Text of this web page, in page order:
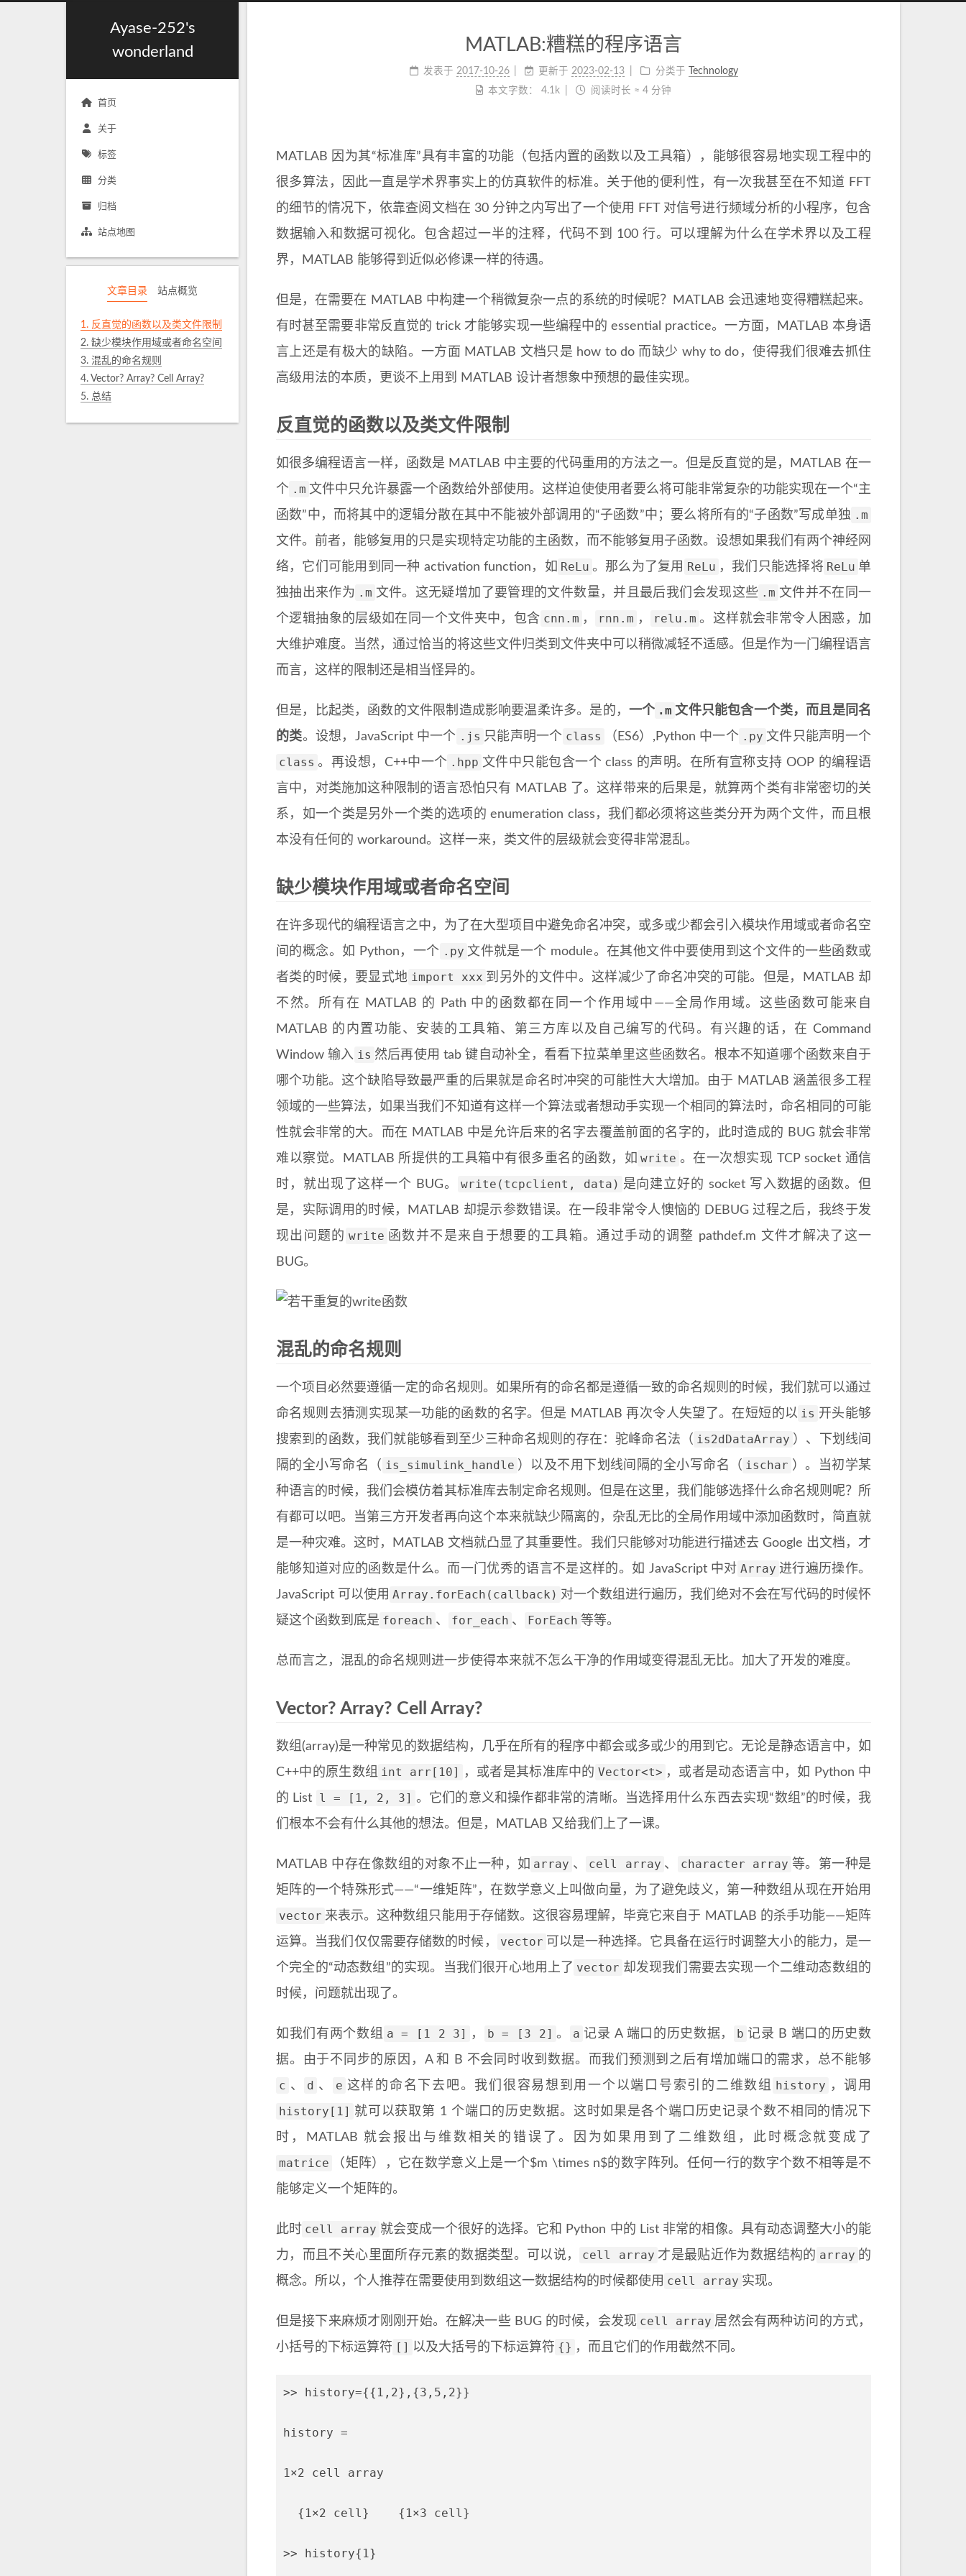
Ayase-252's
wonderland
首页
关于
标签
分类
归档
站点地图
文章目录 站点概览
1. 反直觉的函数以及类文件限制
2. 缺少模块作用域或者命名空间
3. 混乱的命名规则
4. Vector? Array? Cell Array?
5. 总结
MATLAB:糟糕的程序语言
发表于 2017-10-26 更新于 2023-02-13 分类于
Technology
本文字数：
4.1k 阅读时长 ≈ 4 分钟
MATLAB 因为其“标准库”具有丰富的功能（包括内置的函数以及工具箱），能够很容易地实现工程中的
很多算法，因此一直是学术界事实上的仿真软件的标准。关于他的便利性，有一次我甚至在不知道 FFT
的细节的情况下，依靠查阅文档在 30 分钟之内写出了一个使用 FFT 对信号进行频域分析的小程序，包含
数据输入和数据可视化。包含超过一半的注释，代码不到 100 行。可以理解为什么在学术界以及工程
界，MATLAB 能够得到近似必修课一样的待遇。
但是，在需要在 MATLAB 中构建一个稍微复杂一点的系统的时候呢？MATLAB 会迅速地变得糟糕起来。
有时甚至需要非常反直觉的 trick 才能够实现一些编程中的 essential practice。一方面，MATLAB 本身语
言上还是有极大的缺陷。一方面 MATLAB 文档只是 how to do 而缺少 why to do，使得我们很难去抓住
高级用法的本质，更谈不上用到 MATLAB 设计者想象中预想的最佳实现。
反直觉的函数以及类文件限制
如很多编程语言一样，函数是 MATLAB 中主要的代码重用的方法之一。但是反直觉的是，MATLAB 在一
个 .m 文件中只允许暴露一个函数给外部使用。这样迫使使用者要么将可能非常复杂的功能实现在一个“主
函数”中，而将其中的逻辑分散在其中不能被外部调用的“子函数”中；要么将所有的“子函数”写成单独 .m
文件。前者，能够复用的只是实现特定功能的主函数，而不能够复用子函数。设想如果我们有两个神经网
络，它们可能用到同一种 activation function，如 ReLu 。那么为了复用 ReLu ，我们只能选择将 ReLu 单
独抽出来作为 .m 文件。这无疑增加了要管理的文件数量，并且最后我们会发现这些 .m 文件并不在同一
个逻辑抽象的层级如在同一个文件夹中，包含 cnn.m ， rnn.m ， relu.m 。这样就会非常令人困惑，加
大维护难度。当然，通过恰当的将这些文件归类到文件夹中可以稍微减轻不适感。但是作为一门编程语言
而言，这样的限制还是相当怪异的。
但是，比起类，函数的文件限制造成影响要温柔许多。是的， 一个 .m 文件只能包含一个类，而且是同名
的类。设想，JavaScript 中一个 .js 只能声明一个 class （ES6）,Python 中一个 .py 文件只能声明一个
class 。再设想，C++中一个 .hpp 文件中只能包含一个 class 的声明。在所有宣称支持 OOP 的编程语
言中，对类施加这种限制的语言恐怕只有 MATLAB 了。这样带来的后果是，就算两个类有非常密切的关
系，如一个类是另外一个类的选项的 enumeration class，我们都必须将这些类分开为两个文件，而且根
本没有任何的 workaround。这样一来，类文件的层级就会变得非常混乱。
缺少模块作用域或者命名空间
在许多现代的编程语言之中，为了在大型项目中避免命名冲突，或多或少都会引入模块作用域或者命名空
间的概念。如 Python，一个 .py 文件就是一个 module。在其他文件中要使用到这个文件的一些函数或
者类的时候，要显式地 import xxx 到另外的文件中。这样减少了命名冲突的可能。但是，MATLAB 却
不然。所有在 MATLAB 的 Path 中的函数都在同一个作用域中——全局作用域。这些函数可能来自
MATLAB 的内置功能、安装的工具箱、第三方库以及自己编写的代码。有兴趣的话，在 Command
Window 输入 is 然后再使用 tab 键自动补全，看看下拉菜单里这些函数名。根本不知道哪个函数来自于
哪个功能。这个缺陷导致最严重的后果就是命名时冲突的可能性大大增加。由于 MATLAB 涵盖很多工程
领域的一些算法，如果当我们不知道有这样一个算法或者想动手实现一个相同的算法时，命名相同的可能
性就会非常的大。而在 MATLAB 中是允许后来的名字去覆盖前面的名字的，此时造成的 BUG 就会非常
难以察觉。MATLAB 所提供的工具箱中有很多重名的函数，如 write 。在一次想实现 TCP socket 通信
时，就出现了这样一个 BUG。
write(tcpclient, data) 是向建立好的 socket 写入数据的函数。但
是，实际调用的时候，MATLAB 却提示参数错误。在一段非常令人懊恼的 DEBUG 过程之后，我终于发
现出问题的 write 函数并不是来自于想要的工具箱。通过手动的调整 pathdef.m 文件才解决了这一
BUG。
混乱的命名规则
一个项目必然要遵循一定的命名规则。如果所有的命名都是遵循一致的命名规则的时候，我们就可以通过
命名规则去猜测实现某一功能的函数的名字。但是 MATLAB 再次令人失望了。在短短的以 is 开头能够
搜索到的函数，我们就能够看到至少三种命名规则的存在：驼峰命名法（ is2dDataArray ）、下划线间
隔的全小写命名（ is_simulink_handle ）以及不用下划线间隔的全小写命名（ ischar ）。当初学某
种语言的时候，我们会模仿着其标准库去制定命名规则。但是在这里，我们能够选择什么命名规则呢？所
有都可以吧。当第三方开发者再向这个本来就缺少隔离的，杂乱无比的全局作用域中添加函数时，简直就
是一种灾难。这时，MATLAB 文档就凸显了其重要性。我们只能够对功能进行描述去 Google 出文档，才
能够知道对应的函数是什么。而一门优秀的语言不是这样的。如 JavaScript 中对 Array 进行遍历操作。
JavaScript 可以使用 Array.forEach(callback) 对一个数组进行遍历，我们绝对不会在写代码的时候怀
疑这个函数到底是 foreach 、 for_each 、 ForEach 等等。
总而言之，混乱的命名规则进一步使得本来就不怎么干净的作用域变得混乱无比。加大了开发的难度。
Vector? Array? Cell Array?
数组(array)是一种常见的数据结构，几乎在所有的程序中都会或多或少的用到它。无论是静态语言中，如
C++中的原生数组 int arr[10] ，或者是其标准库中的 Vector<t> ，或者是动态语言中，如 Python 中
的 List
l = [1, 2, 3] 。它们的意义和操作都非常的清晰。当选择用什么东西去实现“数组”的时候，我
们根本不会有什么其他的想法。但是，MATLAB 又给我们上了一课。
MATLAB 中存在像数组的对象不止一种，如 array 、 cell array 、 character array 等。第一种是
矩阵的一个特殊形式——“一维矩阵”，在数学意义上叫做向量，为了避免歧义，第一种数组从现在开始用
vector 来表示。这种数组只能用于存储数。这很容易理解，毕竟它来自于 MATLAB 的杀手功能——矩阵
运算。当我们仅仅需要存储数的时候，
vector 可以是一种选择。它具备在运行时调整大小的能力，是一
个完全的“动态数组”的实现。当我们很开心地用上了 vector 却发现我们需要去实现一个二维动态数组的
时候，问题就出现了。
如我们有两个数组 a = [1 2 3] ， b = [3 2] 。 a 记录 A 端口的历史数据， b 记录 B 端口的历史数
据。由于不同步的原因，A 和 B 不会同时收到数据。而我们预测到之后有增加端口的需求，总不能够
c 、 d 、 e 这样的命名下去吧。我们很容易想到用一个以端口号索引的二维数组 history ，调用
history[1] 就可以获取第 1 个端口的历史数据。这时如果是各个端口历史记录个数不相同的情况下
时，MATLAB 就会报出与维数相关的错误了。因为如果用到了二维数组，此时概念就变成了
matrice
（矩阵），它在数学意义上是一个$m \times n$的数字阵列。任何一行的数字个数不相等是不
能够定义一个矩阵的。
此时 cell array 就会变成一个很好的选择。它和 Python 中的 List 非常的相像。具有动态调整大小的能
力，而且不关心里面所存元素的数据类型。可以说，
cell array 才是最贴近作为数据结构的 array 的
概念。所以，个人推荐在需要使用到数组这一数据结构的时候都使用 cell array 实现。
但是接下来麻烦才刚刚开始。在解决一些 BUG 的时候，会发现 cell array 居然会有两种访问的方式，
小括号的下标运算符 [] 以及大括号的下标运算符 {} ，而且它们的作用截然不同。
>> history={{1,2},{3,5,2}}
history =
1×2 cell array
  {1×2 cell}    {1×3 cell}
>> history{1}